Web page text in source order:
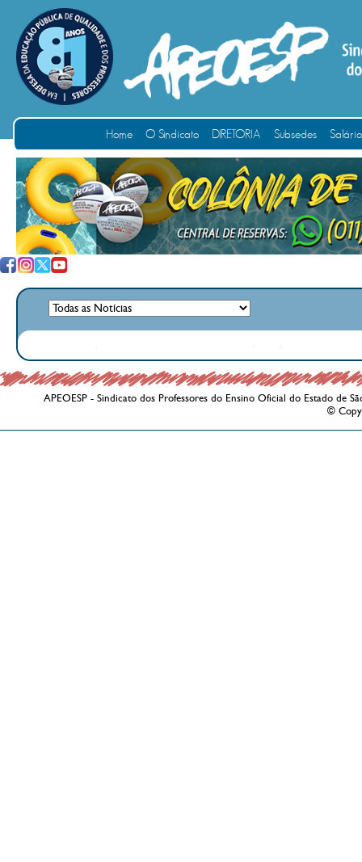
Home O Sindicato DIRETORIA Subsedes
APEOESP - Sindicato dos Professores do Ensino Oficial do Estado de
©